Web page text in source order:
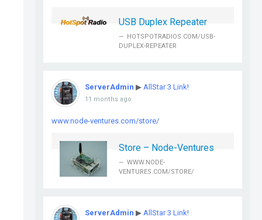
USB Duplex Repeater
HOTSPOTRADIOS.COM/USB-
DUPLEX-REPEATER
ServerAdmin ▶ AllStar 3 Link!
11 months ago
www.node-ventures.com/store/
Store – Node-Ventures
WWW.NODE-
VENTURES.COM/STORE/
ServerAdmin ▶ AllStar 3 Link!